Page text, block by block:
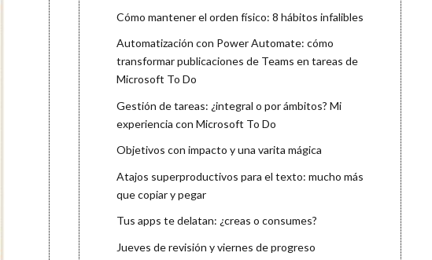
Cómo mantener el orden físico: 8 hábitos infalibles
Automatización con Power Automate: cómo
transformar publicaciones de Teams en tareas de
Microsoft To Do
Gestión de tareas: ¿integral o por ámbitos? Mi
experiencia con Microsoft To Do
Objetivos con impacto y una varita mágica
Atajos superproductivos para el texto: mucho más
que copiar y pegar
Tus apps te delatan: ¿creas o consumes?
Jueves de revisión y viernes de progreso